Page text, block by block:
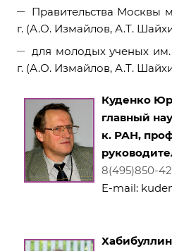
Правительства Москвы
г. (А.О. Измайлов, А.Т.
для молодых ученых им.
г. (А.О. Измайлов, А.Т.
Куденко
главный
к. РАН,
8(495)850-
E-mail: